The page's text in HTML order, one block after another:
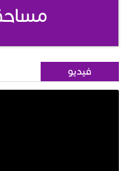
فيديو